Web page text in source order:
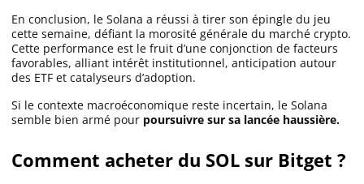
En conclusion, le Solana a réussi à tirer son épingle du jeu
cette semaine, défiant la morosité générale du marché crypto.
Cette performance est le fruit d’une conjonction de facteurs
favorables, alliant intérêt institutionnel, anticipation autour
des ETF et catalyseurs d’adoption.
Si le contexte macroéconomique reste incertain, le Solana
semble bien armé pour poursuivre sur sa lancée haussière.
Comment acheter du SOL sur Bitget ?